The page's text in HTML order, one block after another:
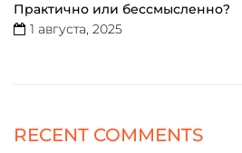
Практично или бессмысленно?
1 августа, 2025
RECENT COMMENTS